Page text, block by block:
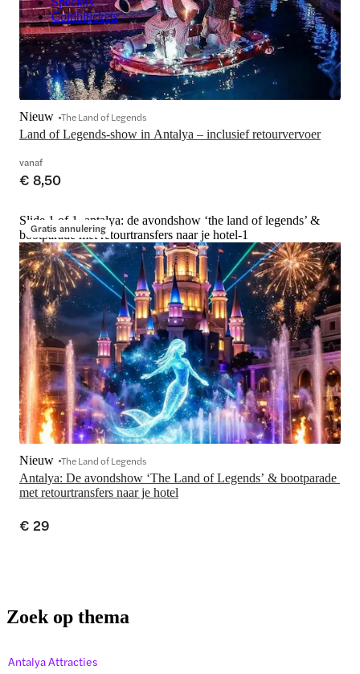
Combitickets
Land of Legends-show in Antalya – inclusief retourvervoer
Nieuw The Land of Legends
vanaf
€ 8,50
Gratis annulering
Slide 1 of 1, antalya: de avondshow ‘the land of legends’ &
bootparade met retourtransfers naar je hotel-1
Antalya: De avondshow ‘The Land of Legends’ & bootparade
met retourtransfers naar je hotel
Nieuw The Land of Legends
€ 29
Zoek op thema
Antalya Attracties